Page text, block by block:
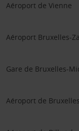
Aéroport de Vienne
Aéroport Bruxelles-
Gare de Bruxelles-
Aéroport de